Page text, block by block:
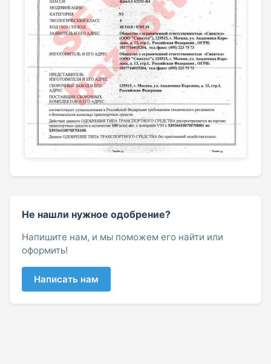
Не нашли нужное одобрение?
Напишите нам, и мы поможем его найти или
оформить!
Написать нам